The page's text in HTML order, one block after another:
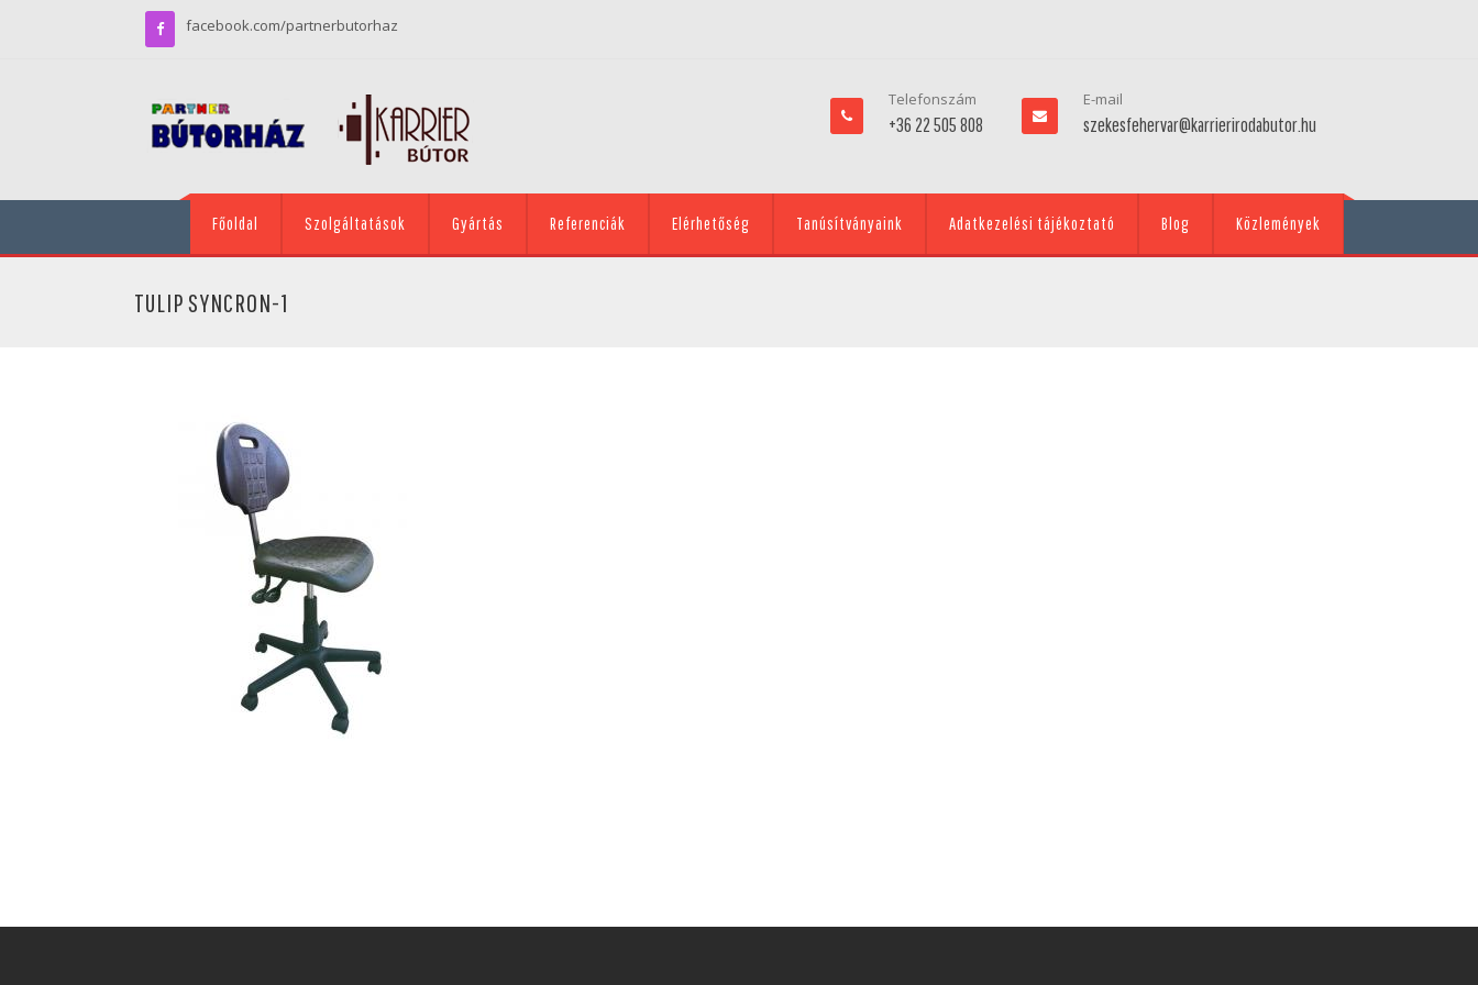
facebook.com/partnerbutorhaz
Telefonszám
+36 22 505 808
E-mail
szekesfehervar@karrierirodabutor.hu
Főoldal Szolgáltatások Gyártás Referenciák Elérhetőség Tanúsítványaink Adatkezelési tájékoztató Blog Közlemények
TULIP SYNCRON-1